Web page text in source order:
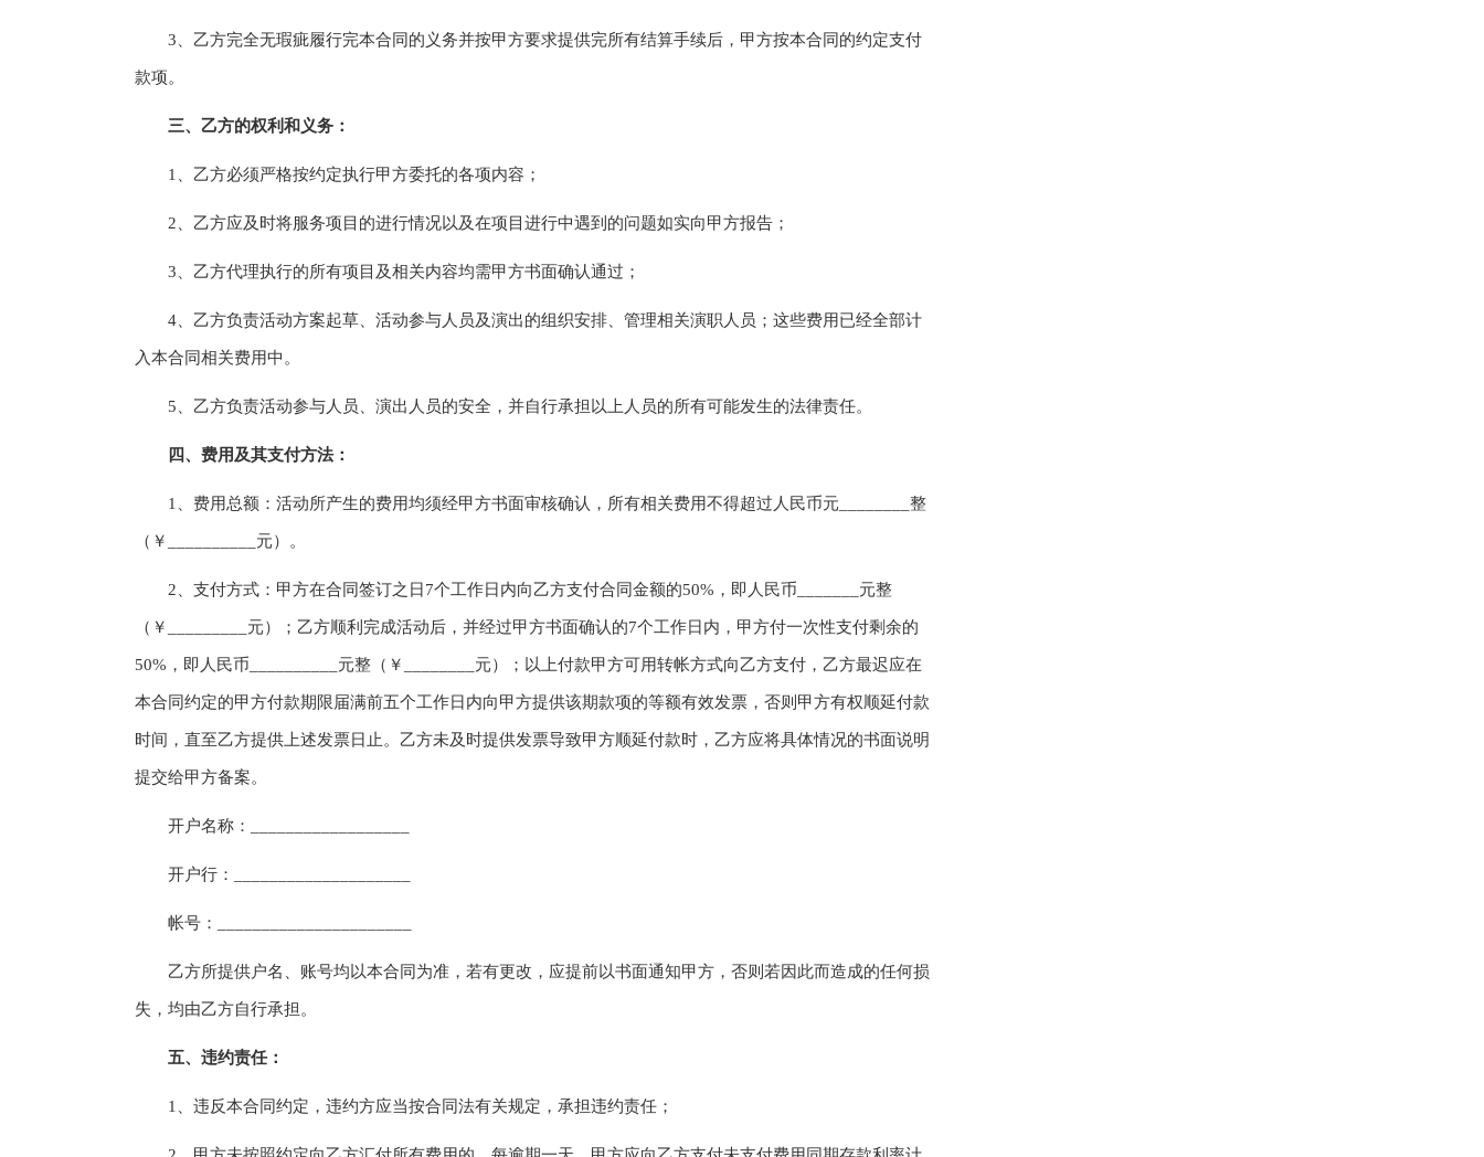
3、乙方完全无瑕疵履行完本合同的义务并按甲方要求提供完所有结算手续后，甲方按本合同的约定支付
款项。
三、乙方的权利和义务：
1、乙方必须严格按约定执行甲方委托的各项内容；
2、乙方应及时将服务项目的进行情况以及在项目进行中遇到的问题如实向甲方报告；
3、乙方代理执行的所有项目及相关内容均需甲方书面确认通过；
4、乙方负责活动方案起草、活动参与人员及演出的组织安排、管理相关演职人员；这些费用已经全部计
入本合同相关费用中。
5、乙方负责活动参与人员、演出人员的安全，并自行承担以上人员的所有可能发生的法律责任。
四、费用及其支付方法：
1、费用总额：活动所产生的费用均须经甲方书面审核确认，所有相关费用不得超过人民币元________整
（￥__________元）。
2、支付方式：甲方在合同签订之日7个工作日内向乙方支付合同金额的50%，即人民币_______元整
（￥_________元）；乙方顺利完成活动后，并经过甲方书面确认的7个工作日内，甲方付一次性支付剩余的
50%，即人民币__________元整（￥________元）；以上付款甲方可用转帐方式向乙方支付，乙方最迟应在
本合同约定的甲方付款期限届满前五个工作日内向甲方提供该期款项的等额有效发票，否则甲方有权顺延付款
时间，直至乙方提供上述发票日止。乙方未及时提供发票导致甲方顺延付款时，乙方应将具体情况的书面说明
提交给甲方备案。
开户名称：__________________
开户行：____________________
帐号：______________________
乙方所提供户名、账号均以本合同为准，若有更改，应提前以书面通知甲方，否则若因此而造成的任何损
失，均由乙方自行承担。
五、违约责任：
1、违反本合同约定，违约方应当按合同法有关规定，承担违约责任；